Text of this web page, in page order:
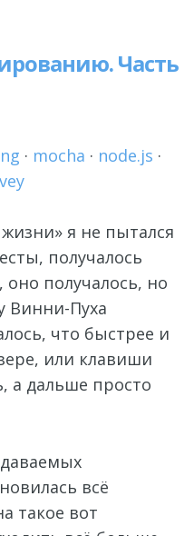
Часть
· mocha · node.js ·
я не пытался
получалось
получалось, но
Винни-Пуха
что быстрее и
или клавиши
а дальше просто
всё
такое вот